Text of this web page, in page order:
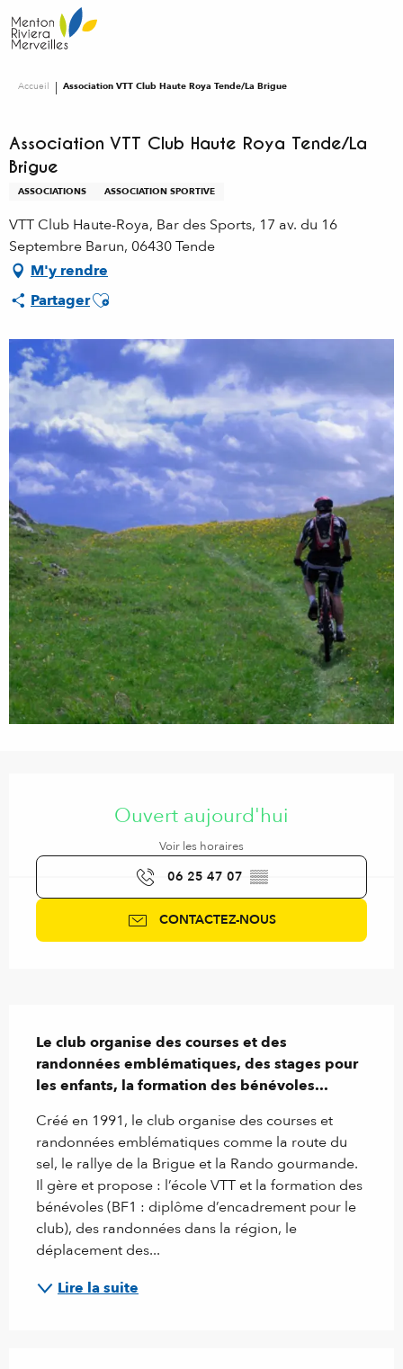
au
contenu
Accueil Association VTT Club Haute Roya Tende/La Brigue
Association VTT Club Haute Roya Tende/La
Brigue
ASSOCIATIONS ASSOCIATION SPORTIVE
VTT Club Haute-Roya, Bar des Sports, 17 av. du 16
Septembre Barun, 06430 Tende
M'y rendre
PartagerAjouter aux favoris
Ouvert aujourd'hui
Voir les horaires
06 25 47 07 ▒▒
CONTACTEZ-NOUS
Le club organise des courses et des
randonnées emblématiques, des stages pour
les enfants, la formation des bénévoles...
Créé en 1991, le club organise des courses et
randonnées emblématiques comme la route du
sel, le rallye de la Brigue et la Rando gourmande.
Il gère et propose : l’école VTT et la formation des
bénévoles (BF1 : diplôme d’encadrement pour le
club), des randonnées dans la région, le
déplacement des...
Lire la suite